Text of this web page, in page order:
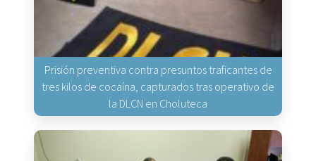
Prisión preventiva contra presuntos traficantes de
tres kilos de cocaína, capturados tras operativo de
la DLCN en Choluteca